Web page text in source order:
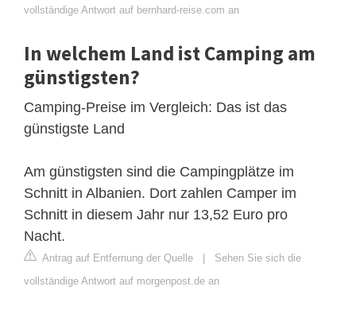
vollständige Antwort auf bernhard-reise.com an
In welchem Land ist Camping am
günstigsten?
Camping-Preise im Vergleich: Das ist das
günstigste Land
Am günstigsten sind die Campingplätze im
Schnitt in Albanien. Dort zahlen Camper im
Schnitt in diesem Jahr nur 13,52 Euro pro
Nacht.
Antrag auf Entfernung der Quelle | Sehen Sie sich die
vollständige Antwort auf morgenpost.de an